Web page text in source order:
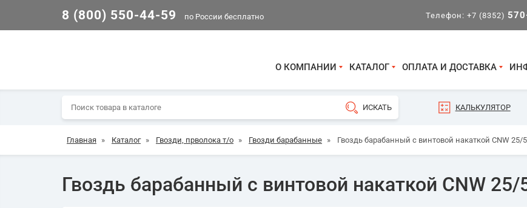
8 (800) 550-44-59 по России бесплатно Телефон: +7 (8352)
О КОМПАНИИ КАТАЛОГ ОПЛАТА И ДОСТАВКА
КАЛЬКУЛЯТОР
Главная » Каталог » Гвозди, прволока т/о » Гвозди барабанные » Гвоздь барабанный с винтовой накаткой CNW 25/
Гвоздь барабанный с винтовой накаткой CNW 25/